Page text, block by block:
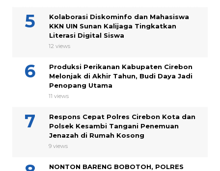
Kolaborasi Diskominfo dan Mahasiswa
KKN UIN Sunan Kalijaga Tingkatkan
Literasi Digital Siswa
12 views
Produksi Perikanan Kabupaten Cirebon
Melonjak di Akhir Tahun, Budi Daya Jadi
Penopang Utama
11 views
Respons Cepat Polres Cirebon Kota dan
Polsek Kesambi Tangani Penemuan
Jenazah di Rumah Kosong
9 views
NONTON BARENG BOBOTOH, POLRES